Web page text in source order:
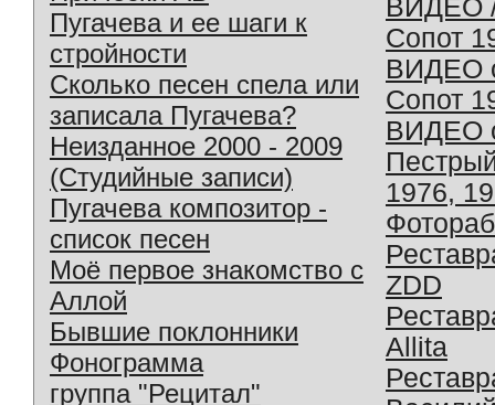
Пугачева и ее шаги к
стройности
Сколько песен спела или
записала Пугачева?
Неизданное 2000 - 2009
(Студийные записи)
Пугачева композитор -
список песен
Моё первое знакомство с
Аллой
Бывшие поклонники
Фонограмма
группа "Рецитал"
ВИДЕО
Сопот
ВИДЕО
Сопот
ВИДЕО
1976,
ZDD
Allita